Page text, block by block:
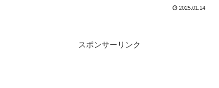
2025.01.14
スポンサーリンク